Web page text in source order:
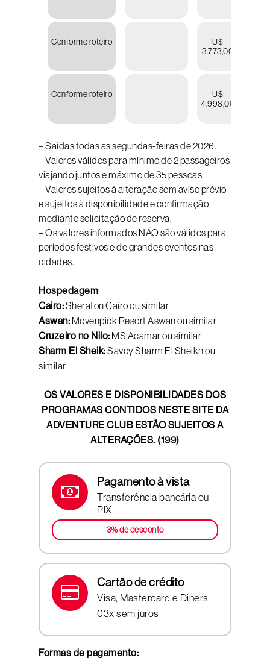
Conforme roteiro
U$
3.773,00
Conforme roteiro
U$
4.998,00
– Saídas todas as segundas-feiras de 2026.
– Valores válidos para mínimo de 2 passageiros
viajando juntos e máximo de 35 pessoas.
– Valores sujeitos à alteração sem aviso prévio
e sujeitos à disponibilidade e confirmação
mediante solicitação de reserva.
– Os valores informados NÃO são válidos para
períodos festivos e de grandes eventos nas
cidades.
Hospedagem:
Cairo:Sheraton Cairo ou similar
Aswan: Movenpick Resort Aswan ou similar
Cruzeiro no Nilo: MS Acamar ou similar
Sharm El Sheik:Savoy Sharm El Sheikh ou
similar
OS VALORES E DISPONIBILIDADES DOS
PROGRAMAS CONTIDOS NESTE SITE DA
ADVENTURE CLUB ESTÃO SUJEITOS A
ALTERAÇÕES. (199)
Pagamento à vista
Transferência bancária ou
PIX
3% de desconto
Cartão de crédito
Visa, Mastercard e Diners
03x sem juros
Formas de pagamento: